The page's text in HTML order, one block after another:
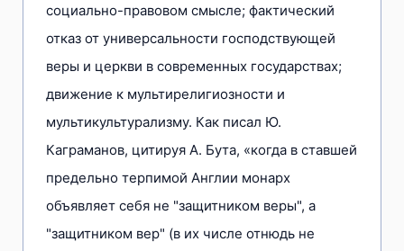
социально-правовом смысле; фактический
отказ от универсальности господствующей
веры и церкви в современных государствах;
движение к мультирелигиозности и
мультикультурализму. Как писал Ю.
Каграманов, цитируя А. Бута, «когда в ставшей
предельно терпимой Англии монарх
объявляет себя не "защитником веры", а
"защитником вер" (в их числе отнюдь не